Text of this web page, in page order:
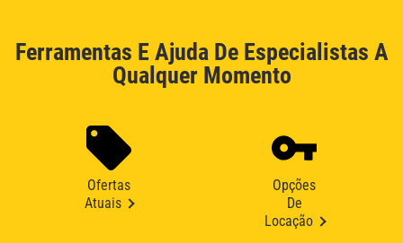
Ferramentas E Ajuda De Especialistas A
Qualquer Momento
Ofertas
Atuais
Opções
De
Locação